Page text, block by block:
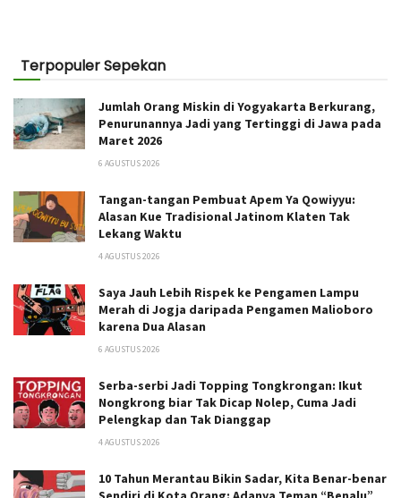
Terpopuler Sepekan
Jumlah Orang Miskin di Yogyakarta Berkurang,
Penurunannya Jadi yang Tertinggi di Jawa pada
Maret 2026
6 AGUSTUS 2026
Tangan-tangan Pembuat Apem Ya Qowiyyu:
Alasan Kue Tradisional Jatinom Klaten Tak
Lekang Waktu
4 AGUSTUS 2026
Saya Jauh Lebih Rispek ke Pengamen Lampu
Merah di Jogja daripada Pengamen Malioboro
karena Dua Alasan
6 AGUSTUS 2026
Serba-serbi Jadi Topping Tongkrongan: Ikut
Nongkrong biar Tak Dicap Nolep, Cuma Jadi
Pelengkap dan Tak Dianggap
4 AGUSTUS 2026
10 Tahun Merantau Bikin Sadar, Kita Benar-benar